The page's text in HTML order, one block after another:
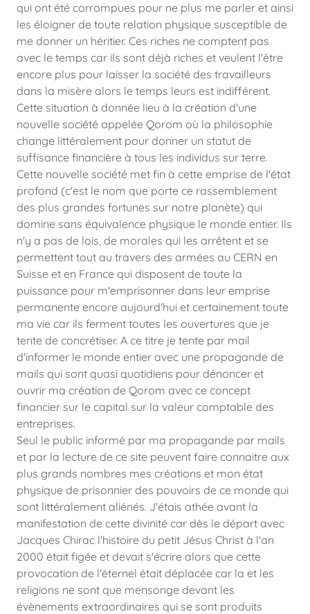
qui ont été corrompues pour ne plus me parler et ainsi
les éloigner de toute relation physique susceptible de
me donner un héritier. Ces riches ne comptent pas
avec le temps car ils sont déjà riches et veulent l'être
encore plus pour laisser la société des travailleurs
dans la misère alors le temps leurs est indifférent.
Cette situation à donnée lieu à la création d'une
nouvelle société appelée Qorom où la philosophie
change littéralement pour donner un statut de
suffisance financière à tous les individus sur terre.
Cette nouvelle société met fin à cette emprise de l'état
profond (c'est le nom que porte ce rassemblement
des plus grandes fortunes sur notre planète) qui
domine sans équivalence physique le monde entier. Ils
n'y a pas de lois, de morales qui les arrêtent et se
permettent tout au travers des armées au CERN en
Suisse et en France qui disposent de toute la
puissance pour m'emprisonner dans leur emprise
permanente encore aujourd'hui et certainement toute
ma vie car ils ferment toutes les ouvertures que je
tente de concrétiser. A ce titre je tente par mail
d'informer le monde entier avec une propagande de
mails qui sont quasi quotidiens pour dénoncer et
ouvrir ma création de Qorom avec ce concept
financier sur le capital sur la valeur comptable des
entreprises.
Seul le public informé par ma propagande par mails
et par la lecture de ce site peuvent faire connaitre aux
plus grands nombres mes créations et mon état
physique de prisonnier des pouvoirs de ce monde qui
sont littéralement aliénés. J'étais athée avant la
manifestation de cette divinité car dès le départ avec
Jacques Chirac l'histoire du petit Jésus Christ à l'an
2000 était figée et devait s'écrire alors que cette
provocation de l'éternel était déplacée car la et les
religions ne sont que mensonge devant les
évènements extraordinaires qui se sont produits